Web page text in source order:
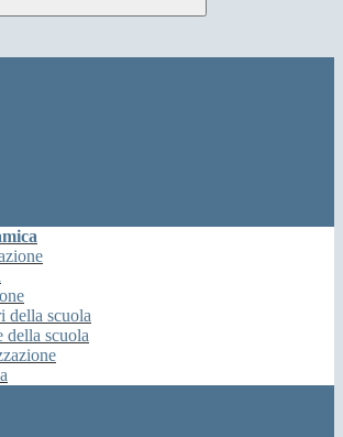
della scuola
della scuola